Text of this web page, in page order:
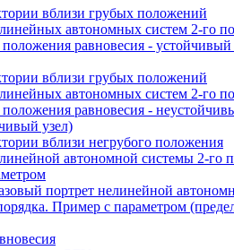
вблизи грубых положений
автономных систем 2-го
равновесия -
вблизи грубых положений
автономных систем 2-го
равновесия -
узел)
вблизи негрубого положения
автономной системы 2-го
портрет нелинейной
Пример с параметром